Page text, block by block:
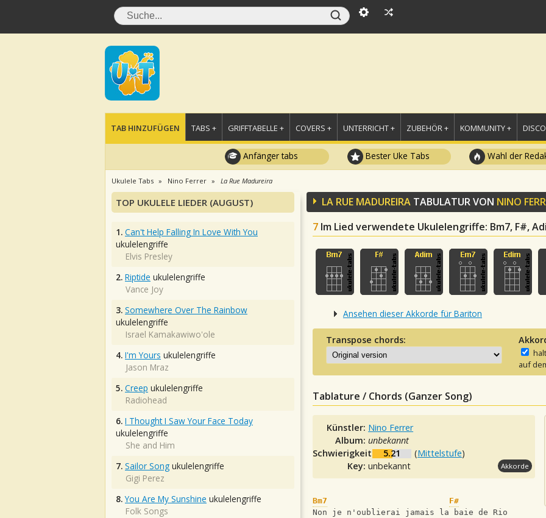
TAB HINZUFÜGEN TABS + GRIFFTABELLE + COVERS + UNTERRICHT + ZUBEHÖR + KOMMUNITY +
Anfänger tabs Bester Uke Tabs Wahl der
Ukulele Tabs Nino Ferrer La Rue Madureira
LA RUE MADUREIRA TABULATUR VON NINO
7 Im Lied verwendete Ukulelengriffe: Bm7, F#,
Ansehen dieser Akkorde für Bariton
Transpose chords:
auf
Tablature / Chords (Ganzer Song)
Künstler: Nino Ferrer
Album:unbekannt
Schwierigkeit:
5.21 (Mittelstufe)
Key:unbekannt Akkorde
Bm7
F#
Non je n'oublierai jamais la baie de Rio
TOP UKULELE LIEDER (AUGUST)
1. Can't Help Falling In Love With You
ukulelengriffe
Elvis Presley
2. Riptide ukulelengriffe
Vance Joy
3. Somewhere Over The Rainbow
ukulelengriffe
Israel Kamakawiwo'ole
4. I'm Yours ukulelengriffe
Jason Mraz
5. Creep ukulelengriffe
Radiohead
6. I Thought I Saw Your Face Today
ukulelengriffe
She and Him
7. Sailor Song ukulelengriffe
Gigi Perez
8. You Are My Sunshine ukulelengriffe
Folk Songs